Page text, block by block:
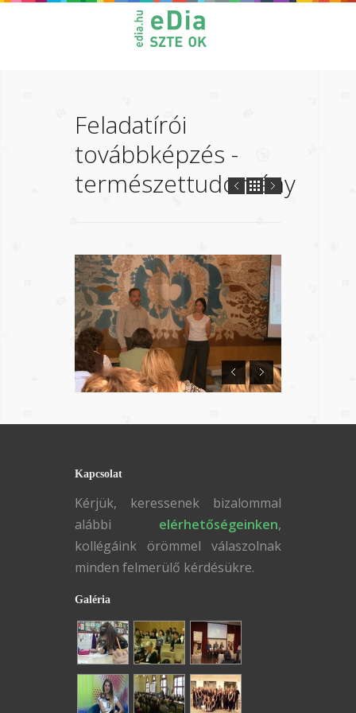
Feladatírói
továbbképzés -
természettudomány
Kapcsolat
Kérjük, keressenek bizalommal
alábbi elérhetőségeinken,
kollégáink örömmel válaszolnak
minden felmerülő kérdésükre.
Galéria